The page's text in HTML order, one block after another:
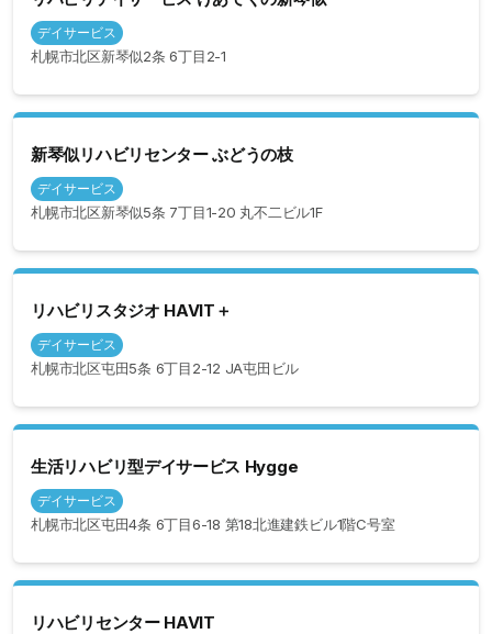
デイサービス
札幌市北区新琴似2条 6丁目2-1
新琴似リハビリセンター ぶどうの枝
デイサービス
札幌市北区新琴似5条 7丁目1-20 丸不二ビル1F
リハビリスタジオ HAVIT＋
デイサービス
札幌市北区屯田5条 6丁目2-12 JA屯田ビル
生活リハビリ型デイサービス Hygge
デイサービス
札幌市北区屯田4条 6丁目6-18 第18北進建鉄ビル1階C号室
リハビリセンター HAVIT